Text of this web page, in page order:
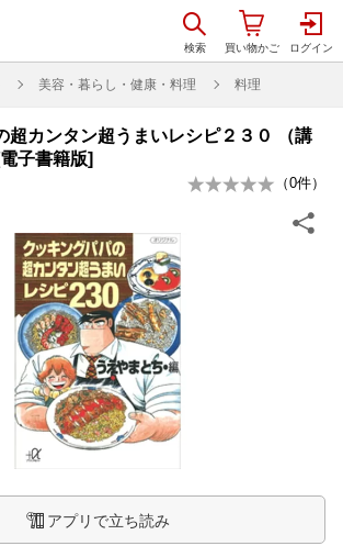
美容・暮らし・健康・料理 料理
超カンタン超うまいレシピ２３０ （講
子書籍版]
（0件）
アプリで立ち読み